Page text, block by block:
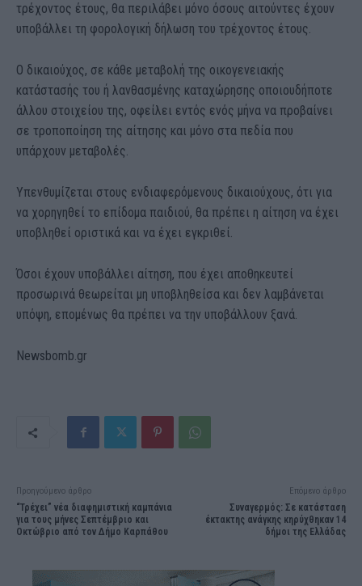
τρέχοντος έτους, θα περιλάβει μόνο όσους αιτούντες έχουν
υποβάλλει τη φορολογική δήλωση του τρέχοντος έτους.
Ο δικαιούχος, σε κάθε μεταβολή της οικογενειακής
κατάστασής του ή λανθασμένης καταχώρησης οποιουδήποτε
άλλου στοιχείου της, οφείλει εντός ενός μήνα να προβαίνει
σε τροποποίηση της αίτησης και μόνο στα πεδία που
υπάρχουν μεταβολές.
Υπενθυμίζεται στους ενδιαφερόμενους δικαιούχους, ότι για
να χορηγηθεί το επίδομα παιδιού, θα πρέπει η αίτηση να έχει
υποβληθεί οριστικά και να έχει εγκριθεί.
Όσοι έχουν υποβάλλει αίτηση, που έχει αποθηκευτεί
προσωρινά θεωρείται μη υποβληθείσα και δεν λαμβάνεται
υπόψη, επομένως θα πρέπει να την υποβάλλουν ξανά.
Newsbomb.gr
Προηγούμενο άρθρο
“Τρέχει” νέα διαφημιστική καμπάνια
για τους μήνες Σεπτέμβριο και
Οκτώβριο από τον Δήμο Καρπάθου
Επόμενο άρθρο
Συναγερμός: Σε κατάσταση
έκτακτης ανάγκης κηρύχθηκαν 14
δήμοι της Ελλάδας